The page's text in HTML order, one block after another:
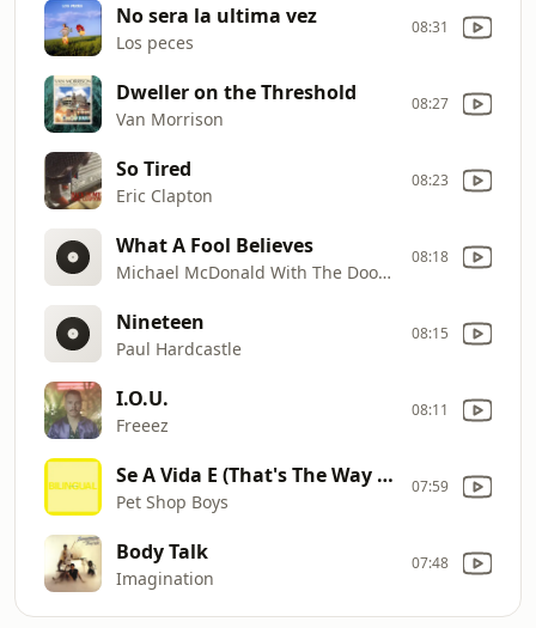
No sera la ultima vez
Los peces
08:31
Dweller on the Threshold
Van Morrison
08:27
So Tired
Eric Clapton
08:23
What A Fool Believes
Michael McDonald With The Doobie Brothers
08:18
Nineteen
Paul Hardcastle
08:15
I.O.U.
Freeez
08:11
Se A Vida E (That's The Way Life Is)
Pet Shop Boys
07:59
Body Talk
Imagination
07:48